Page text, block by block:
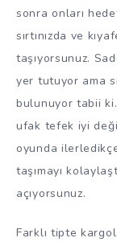
sonra onları
sırtınızda ve
taşıyorsunuz.
yer tutuyor ama
bulunuyor tabii
ufak tefek iyi
oyunda
taşımayı
açıyorsunuz.
Farklı tipte